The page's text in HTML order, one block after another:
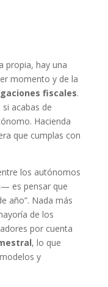
propia, hay una
momento y de la
fiscales.
acabas de
Hacienda
que cumplas con
los autónomos
es pensar que
año”. Nada más
de los
por cuenta
, lo que
y